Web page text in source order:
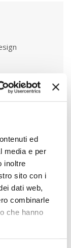
ed
media e per
inoltre
sito con i
dati web,
combinarle
che hanno
festival